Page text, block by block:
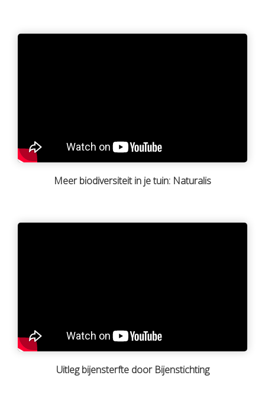
Meer biodiversiteit in je tuin: Naturalis
Uitleg bijensterfte door Bijenstichting